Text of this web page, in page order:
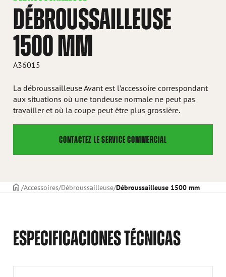
DÉBROUSSAILLEUSE
1500 MM
A36015
La débroussailleuse Avant est l’accessoire correspondant
aux situations où une tondeuse normale ne peut pas
travailler et où la coupe peut être plus grossière.
CONTACTEZ LE SERVICE COMMERCIAL
PAGE DE COUVERTURE
Accessoires Débroussailleuse Débroussailleuse 1500 mm
ESPECIFICACIONES TÉCNICAS